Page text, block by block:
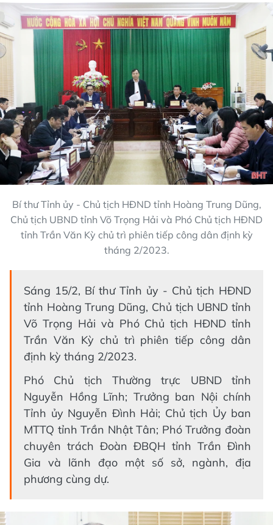
Bí thư Tỉnh ủy - Chủ tịch HĐND tỉnh Hoàng Trung Dũng,
Chủ tịch UBND tỉnh Võ Trọng Hải và Phó Chủ tịch HĐND
tỉnh Trần Văn Kỳ chủ trì phiên tiếp công dân định kỳ
tháng 2/2023.
Sáng 15/2, Bí thư Tỉnh ủy - Chủ tịch HĐND
tỉnh Hoàng Trung Dũng, Chủ tịch UBND tỉnh
Võ Trọng Hải và Phó Chủ tịch HĐND tỉnh
Trần Văn Kỳ chủ trì phiên tiếp công dân
định kỳ tháng 2/2023.
Phó Chủ tịch Thường trực UBND tỉnh
Nguyễn Hồng Lĩnh; Trưởng ban Nội chính
Tỉnh ủy Nguyễn Đình Hải; Chủ tịch Ủy ban
MTTQ tỉnh Trần Nhật Tân; Phó Trưởng đoàn
chuyên trách Đoàn ĐBQH tỉnh Trần Đình
Gia và lãnh đạo một số sở, ngành, địa
phương cùng dự.